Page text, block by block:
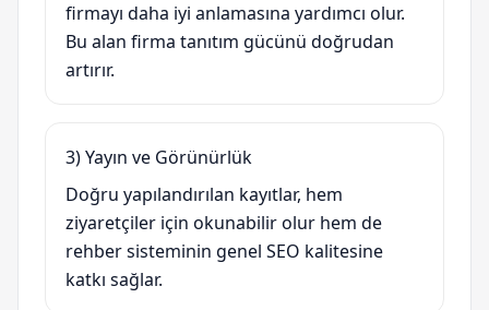
firmayı daha iyi anlamasına yardımcı olur.
Bu alan firma tanıtım gücünü doğrudan
artırır.
3) Yayın ve Görünürlük
Doğru yapılandırılan kayıtlar, hem
ziyaretçiler için okunabilir olur hem de
rehber sisteminin genel SEO kalitesine
katkı sağlar.